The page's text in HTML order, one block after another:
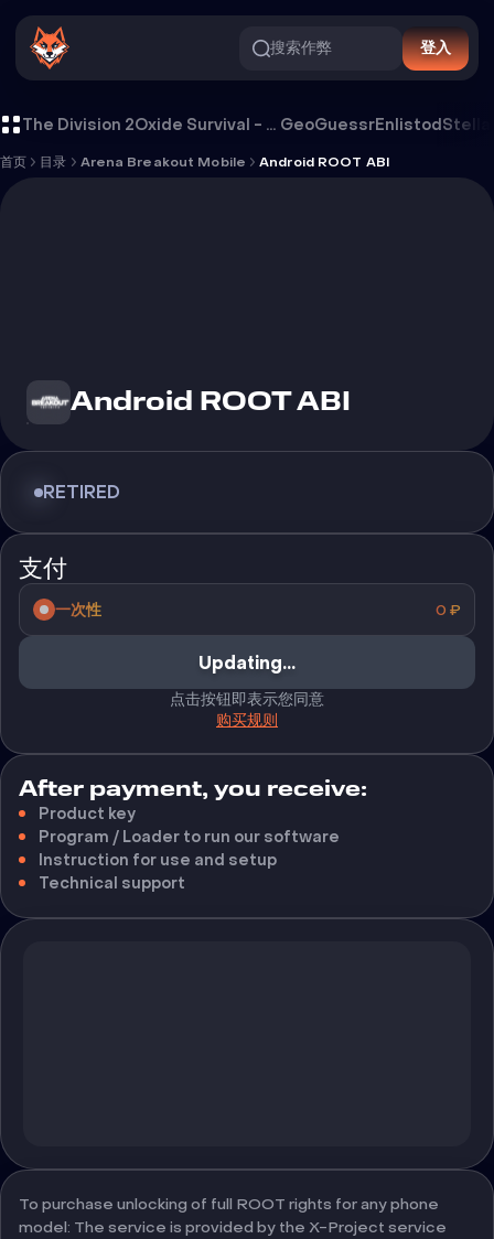
搜索作弊 登入
The Division 2 Oxide Survival - Rust Mobile GeoGuessrEnlistodStella
首页 目录 Arena Breakout Mobile Android ROOT ABI
Android ROOT ABI
RETIRED
支付
一次性 0 ₽
Updating...
点击按钮即表示您同意
购买规则
After payment, you receive:
Product key
Program / Loader to run our software
Instruction for use and setup
Technical support
To purchase unlocking of full ROOT rights for any phone
model: The service is provided by the X-Project service